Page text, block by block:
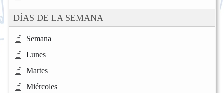
DÍAS DE LA SEMANA
Semana
Lunes
Martes
Miércoles